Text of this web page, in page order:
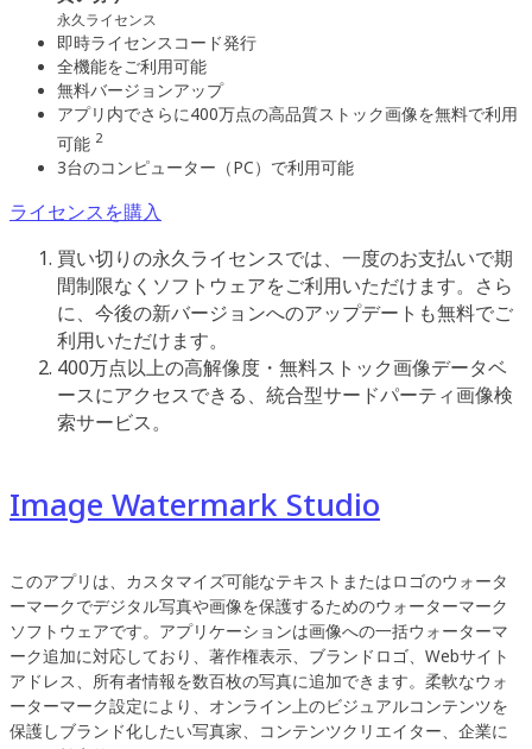
永久ライセンス
即時ライセンスコード発行
全機能をご利用可能
無料バージョンアップ
アプリ内でさらに400万点の高品質ストック画像を無料で利用
可能 2
3台のコンピューター（PC）で利用可能
ライセンスを購入
買い切りの永久ライセンスでは、一度のお支払いで期
間制限なくソフトウェアをご利用いただけます。さら
に、今後の新バージョンへのアップデートも無料でご
利用いただけます。
400万点以上の高解像度・無料ストック画像データベ
ースにアクセスできる、統合型サードパーティ画像検
索サービス。
Image Watermark Studio
このアプリは、カスタマイズ可能なテキストまたはロゴのウォータ
ーマークでデジタル写真や画像を保護するためのウォーターマーク
ソフトウェアです。アプリケーションは画像への一括ウォーターマ
ーク追加に対応しており、著作権表示、ブランドロゴ、Webサイト
アドレス、所有者情報を数百枚の写真に追加できます。柔軟なウォ
ーターマーク設定により、オンライン上のビジュアルコンテンツを
保護しブランド化したい写真家、コンテンツクリエイター、企業に